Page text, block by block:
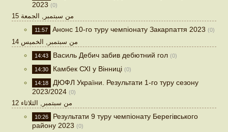
2023 (0)
15 من سبتمبر, الجمعة
11:57 Анонс 10-го туру чемпіонату Закарпаття 2023 (0)
14 من سبتمبر, الخميس
14:43 Василь Дебич забив дебютний гол (0)
14:30 Камбек СХІ у Вінниці (0)
14:18
ДЮФЛ України. Результати 1-го туру сезону
2023/2024 (0)
12 من سبتمبر, الثلاثاء
10:26
Результати 9 туру чемпіонату Берегівського
району 2023 (0)